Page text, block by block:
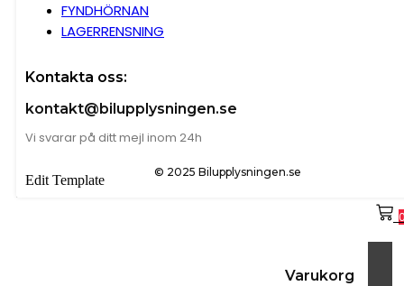
FYNDHÖRNAN
LAGERRENSNING
Kontakta oss:
kontakt@bilupplysningen.se
Vi svarar på ditt mejl inom 24h
© 2025 Bilupplysningen.se
Edit Template
Varukorg